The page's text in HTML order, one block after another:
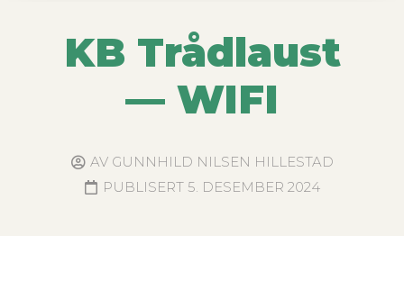
KB Trådlaust
— WIFI
AV GUNNHILD NILSEN HILLESTAD
PUBLISERT 5. DESEMBER 2024